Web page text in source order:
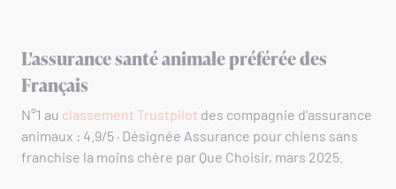
L'assurance santé animale préférée des
Français
N°1 au classement Trustpilot des compagnie d’assurance
animaux : 4.9/5 · Désignée Assurance pour chiens sans
franchise la moins chère par Que Choisir, mars 2025.